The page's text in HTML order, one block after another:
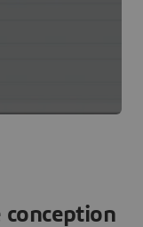
conception